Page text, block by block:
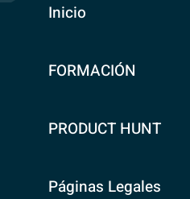
Inicio
FORMACIÓN
PRODUCT HUNT
Páginas Legales